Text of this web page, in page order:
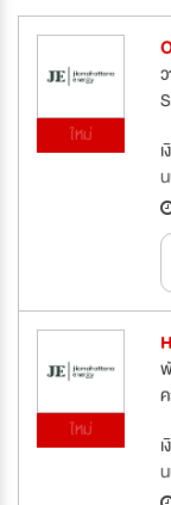
ใหม่
ใหม่